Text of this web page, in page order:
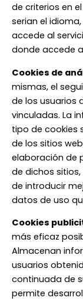
de criterios en
serian el
accede al
donde accede
Cookies de
mismas, el
de los usuarios
vinculadas. La
tipo de cookies
de los sitios
elaboración de
de dichos
de introducir
datos de uso
Cookies
más eficaz
Almacenan
usuarios
continuada de
permite